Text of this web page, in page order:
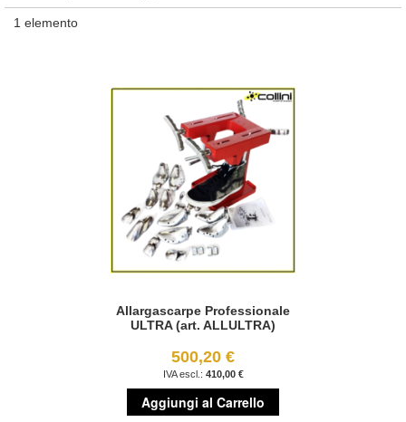
1 elemento
Allargascarpe Professionale
ULTRA (art. ALLULTRA)
500,20 €
410,00 €
Aggiungi al Carrello